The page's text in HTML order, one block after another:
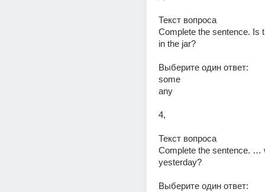
Текст вопроса
Complete the sentence. Is
in the jar?
Выберите один ответ:
some
any
4,
Текст вопроса
Complete the sentence. …
yesterday?
Выберите один ответ: